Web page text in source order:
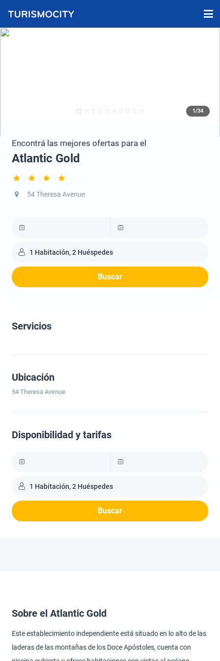
1/34
Encontrá las mejores ofertas para el
Atlantic Gold
54 Theresa Avenue
1 Habitación, 2 Huéspedes
Buscar
Servicios
Ubicación
54 Theresa Avenue
Disponibilidad y tarifas
1 Habitación, 2 Huéspedes
Buscar
Sobre el Atlantic Gold
Este establecimiento independiente está situado en lo alto de las
laderas de las montañas de los Doce Apóstoles, cuenta con